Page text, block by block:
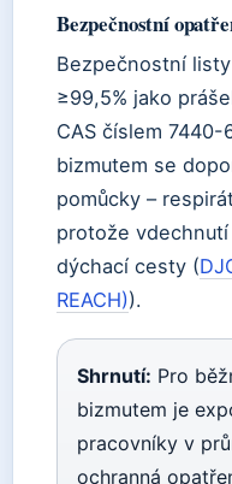
Bezpečnostní
Bezpečnostní
≥99,5% jako
CAS číslem
bizmutem se
pomůcky –
protože
dýchací cesty (
REACH)).
Shrnutí: Pro
bizmutem je
pracovníky v
ochranná